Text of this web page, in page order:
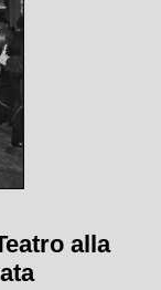
alla